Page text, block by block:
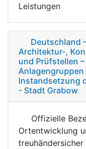
Leistungen
Deutschland
Architektur-,
und Prüfstellen
Instandsetzung
- Stadt Grabow
Offizielle
Ortentwicklung